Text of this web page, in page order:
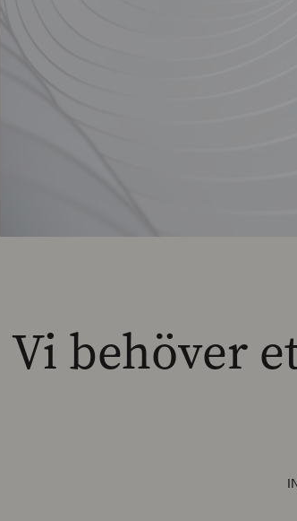
Vi behöver